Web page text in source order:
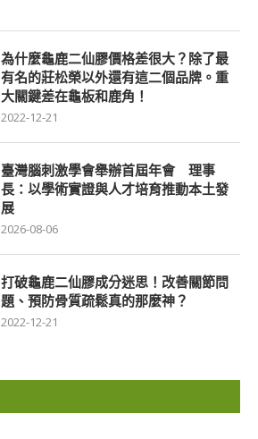
為什麼龜鹿二仙膠價格差很大？除了最
有名的莊松榮以外還有這二個品牌。重
大關鍵差在龜板和鹿角！
2022-12-21
臺灣腦刺激學會舉辦首屆年會 理事
長：以學術實證與人才培育推動本土發
展
2026-08-06
打破龜鹿二仙膠成分迷思！改善關節問
題、預防骨質疏鬆真的那麼神？
2022-12-21